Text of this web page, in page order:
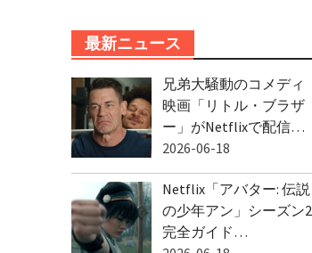
最新ニュース
兄弟大騒動のコメディ
映画「リトル・ブラザ
ー」がNetflixで配信…
2026-06-18
Netflix「アバター: 伝説
の少年アン」シーズン2
完全ガイド…